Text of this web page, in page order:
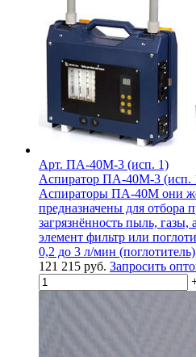
Арт. ПА-40М-3 (исп. 1)
Аспиратор ПА-40М-3 (исп.
Аспираторы ПА-40М они
предназначены для отбора
загрязнённость пыль,
элемент фильтр или
0,2 до 3 л/мин
121 215 руб. Запросить